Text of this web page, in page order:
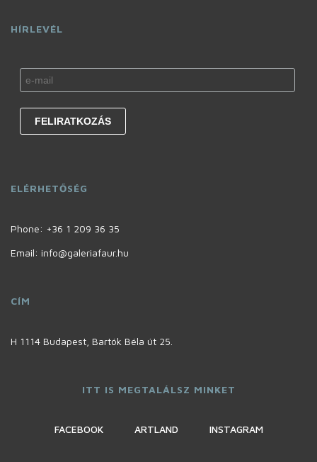
HÍRLEVÉL
ELÉRHETŐSÉG
Phone: +36 1 209 36 35
Email: info@galeriafaur.hu
CÍM
H 1114 Budapest, Bartók Béla út 25.
ITT IS MEGTALÁLSZ MINKET
FACEBOOK ARTLAND INSTAGRAM